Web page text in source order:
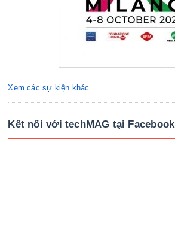
Xem các sự kiện khác
Kết nối với techMAG tại Facebook